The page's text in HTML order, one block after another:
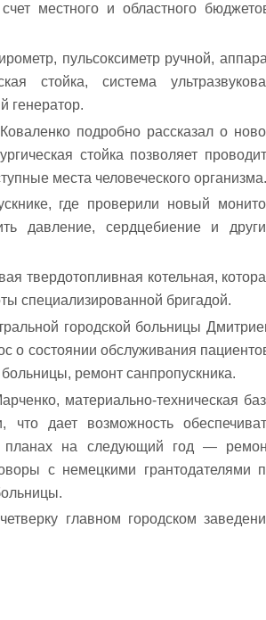
местного и областного
пульсоксиметр ручной,
стойка, система
генератор.
подробно рассказал о
стойка позволяет
места человеческого организма.
где проверили новый
давление, сердцебиение и
твердотопливная котельная,
специализированной бригадой.
городской больницы
о состоянии обслуживания
ремонт санпропускника.
материально-техническая
что дает возможность
В планах на следующий год —
с немецкими грантодателями
главном городском